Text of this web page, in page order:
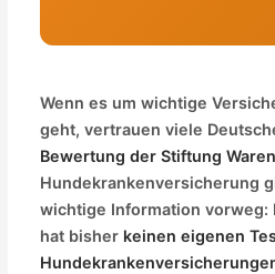
Wenn es um wichtige
geht, vertrauen viele
Bewertung der Stiftung
Hundekrankenversicherung
wichtige Information vorweg:
hat bisher keinen eigenen